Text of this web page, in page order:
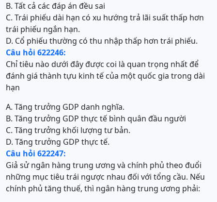
B. Tất cả các đáp án đều sai
C. Trái phiếu dài hạn có xu hướng trả lãi suất thấp hơn
trái phiếu ngắn hạn.
D. Cổ phiếu thường có thu nhập thấp hơn trái phiếu.
Câu hỏi 622246:
Chỉ tiêu nào dưới đây được coi là quan trọng nhất để
đánh giá thành tựu kinh tế của một quốc gia trong dài
hạn
A. Tăng trưởng GDP danh nghĩa.
B. Tăng trưởng GDP thực tế bình quân đầu người
C. Tăng trưởng khối lượng tư bản.
D. Tăng trưởng GDP thực tế.
Câu hỏi 622247:
Giả sử ngân hàng trung ương và chính phủ theo đuổi
những mục tiêu trái ngược nhau đối với tổng cầu. Nếu
chính phủ tăng thuế, thì ngân hàng trung ương phải: